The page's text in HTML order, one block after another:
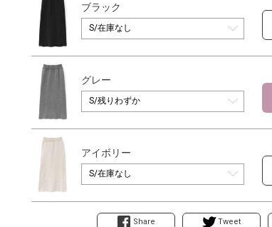
ブラック
グレー
アイボリー
Share Tweet